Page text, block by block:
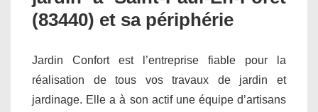
(83440) et sa périphérie
Jardin Confort est l’entreprise fiable pour la
réalisation de tous vos travaux de jardin et
jardinage. Elle a à son actif une équipe d’artisans